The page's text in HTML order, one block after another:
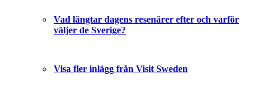
Vad längtar dagens resenärer efter och varför
väljer de Sverige?
Visa fler inlägg från Visit Sweden